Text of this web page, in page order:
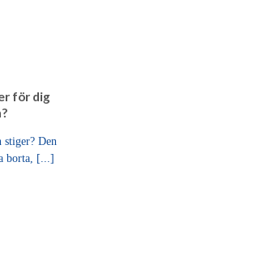
för dig
Den
borta, [...]